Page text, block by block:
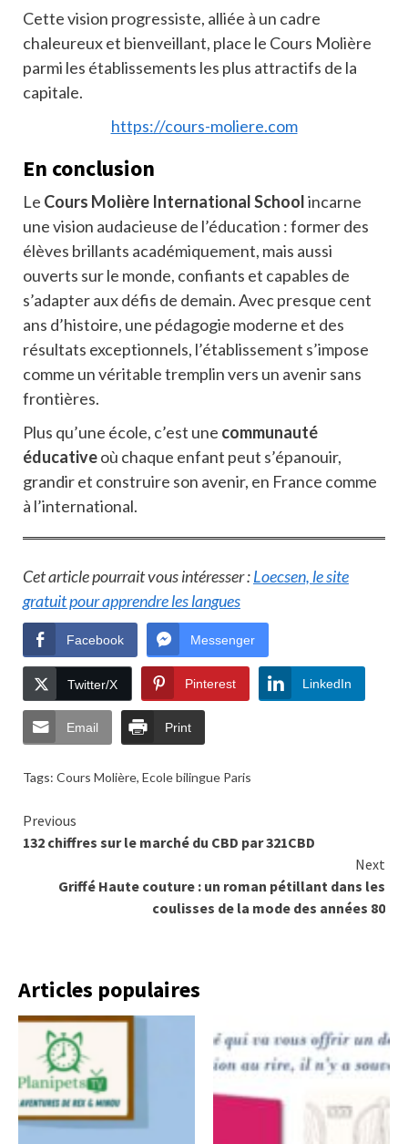
Cette vision progressiste, alliée à un cadre
chaleureux et bienveillant, place le Cours Molière
parmi les établissements les plus attractifs de la
capitale.
https://cours-moliere.com
En conclusion
Le Cours Molière International Schoolincarne
une vision audacieuse de l’éducation : former des
élèves brillants académiquement, mais aussi
ouverts sur le monde, confiants et capables de
s’adapter aux défis de demain. Avec presque cent
ans d’histoire, une pédagogie moderne et des
résultats exceptionnels, l’établissement s’impose
comme un véritable tremplin vers un avenir sans
frontières.
Plus qu’une école, c’est une communauté
éducativeoù chaque enfant peut s’épanouir,
grandir et construire son avenir, en France comme
à l’international.
Cet article pourrait vous intéresser :Loecsen, le site
gratuit pour apprendre les langues
Facebook Messenger
Twitter/X Pinterest LinkedIn
Email Print
Tags: Cours Molière, Ecole bilingue Paris
Continue
Reading
Previous
132 chiffres sur le marché du CBD par 321CBD
Next
Griffé Haute couture : un roman pétillant dans les
coulisses de la mode des années 80
Articles populaires